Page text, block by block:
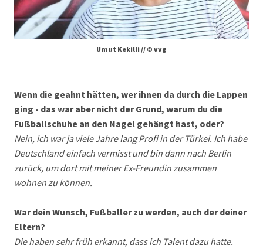
Umut Kekilli // © vvg
Wenn die geahnt hätten, wer ihnen da durch die Lappen
ging - das war aber nicht der Grund, warum du die
Fußballschuhe an den Nagel gehängt hast, oder?
Nein, ich war ja viele Jahre lang Profi in der Türkei. Ich habe
Deutschland einfach vermisst und bin dann nach Berlin
zurück, um dort mit meiner Ex-Freundin zusammen
wohnen zu können.
War dein Wunsch, Fußballer zu werden, auch der deiner
Eltern?
Die haben sehr früh erkannt, dass ich Talent dazu hatte.